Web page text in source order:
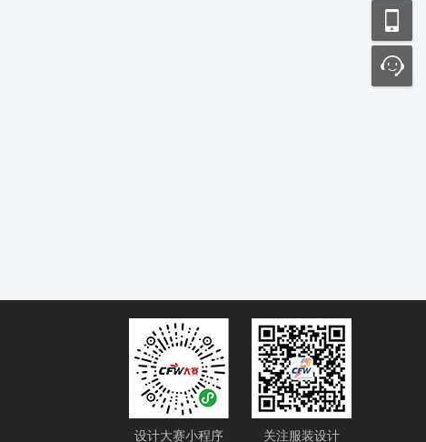
设计大赛小程序 关注服装设计